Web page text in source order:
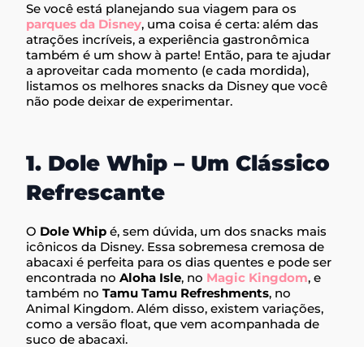
Se você está planejando sua viagem para os
parques da Disney, uma coisa é certa: além das
atrações incríveis, a experiência gastronômica
também é um show à parte! Então, para te ajudar
a aproveitar cada momento (e cada mordida),
listamos os melhores snacks da Disney que você
não pode deixar de experimentar.
1. Dole Whip – Um Clássico
Refrescante
O Dole Whip é, sem dúvida, um dos snacks mais
icônicos da Disney. Essa sobremesa cremosa de
abacaxi é perfeita para os dias quentes e pode ser
encontrada noAloha Isle, no Magic Kingdom, e
também noTamu Tamu Refreshments, no
Animal Kingdom. Além disso, existem variações,
como a versão float, que vem acompanhada de
suco de abacaxi.